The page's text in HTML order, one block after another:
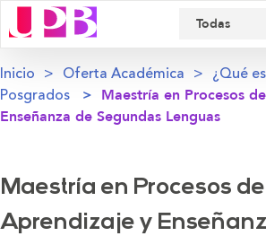
Inicio Oferta Académica
¿Qué
Posgrados
Maestría en Procesos
Enseñanza de Segundas Lenguas
Maestría en Procesos de
Aprendizaje y